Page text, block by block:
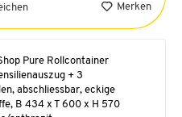
Merken
Pure Rollcontainer
+ 3
abschliessbar, eckige
B 434 x T 600 x H 570